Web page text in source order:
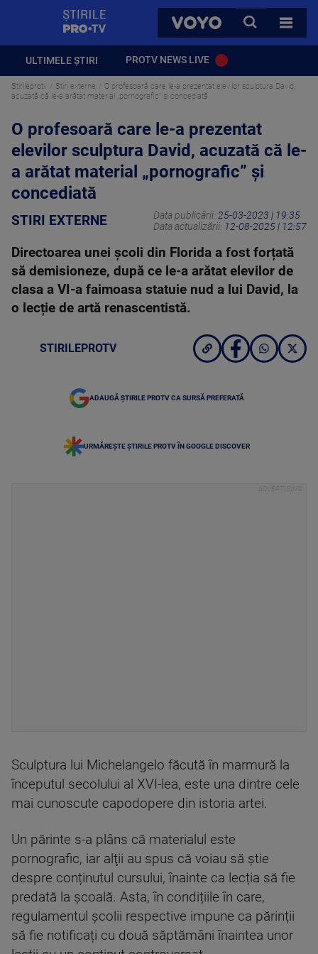
VOYO
CAUTA
TOATE
ULTIMELE ȘTIRI PROTV NEWS LIVE
Stirileprotv Stiri externe
O profesoară care le-a prezentat elevilor sculptura David,
acuzată că le-a arătat material „pornografic” și concediată
O profesoară care le-a prezentat
elevilor sculptura David, acuzată că le-
a arătat material „pornografic” și
concediată
STIRI EXTERNE Data publicării: 25-03-2023 | 19:35
Data actualizării: 12-08-2025 | 12:57
Directoarea unei școli din Florida a fost forțată
să demisioneze, după ce le-a arătat elevilor de
clasa a VI-a faimoasa statuie nud a lui David, la
o lecție de artă renascentistă.
STIRILEPROTV
ADAUGĂ ȘTIRILE PROTV CA SURSĂ PREFERATĂ
URMĂREȘTE ȘTIRILE PROTV ÎN GOOGLE DISCOVER
Sculptura lui Michelangelo făcută în marmură la
începutul secolului al XVI-lea, este una dintre cele
mai cunoscute capodopere din istoria artei.
Un părinte s-a plâns că materialul este
pornografic, iar alţii au spus că voiau să ştie
despre conținutul cursului, înainte ca lecția să fie
predată la școală. Asta, în condițiile în care,
regulamentul școlii respective impune ca părinții
să fie notificați cu două săptămâni înaintea unor